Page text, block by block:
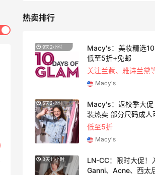
热卖排行
3天5小时
【55专享】Bobbi
网：美妆礼遇！满
$50
Bobbi Brown
1天23小时
Bloomingdales：时
卖！入手珑骧、Tory
Burch、拉夫劳伦等
每满$100返$25礼卡
Bloomingdales
4天23小时
Columbia
季大促！哥伦比亚运